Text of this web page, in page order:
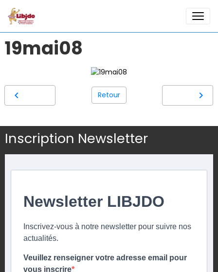
19mai08
Retour
Inscription Newsletter
Newsletter LIBJDO
Inscrivez-vous à notre newsletter pour suivre nos
actualités.
Veuillez renseigner votre adresse email pour
vous inscrire